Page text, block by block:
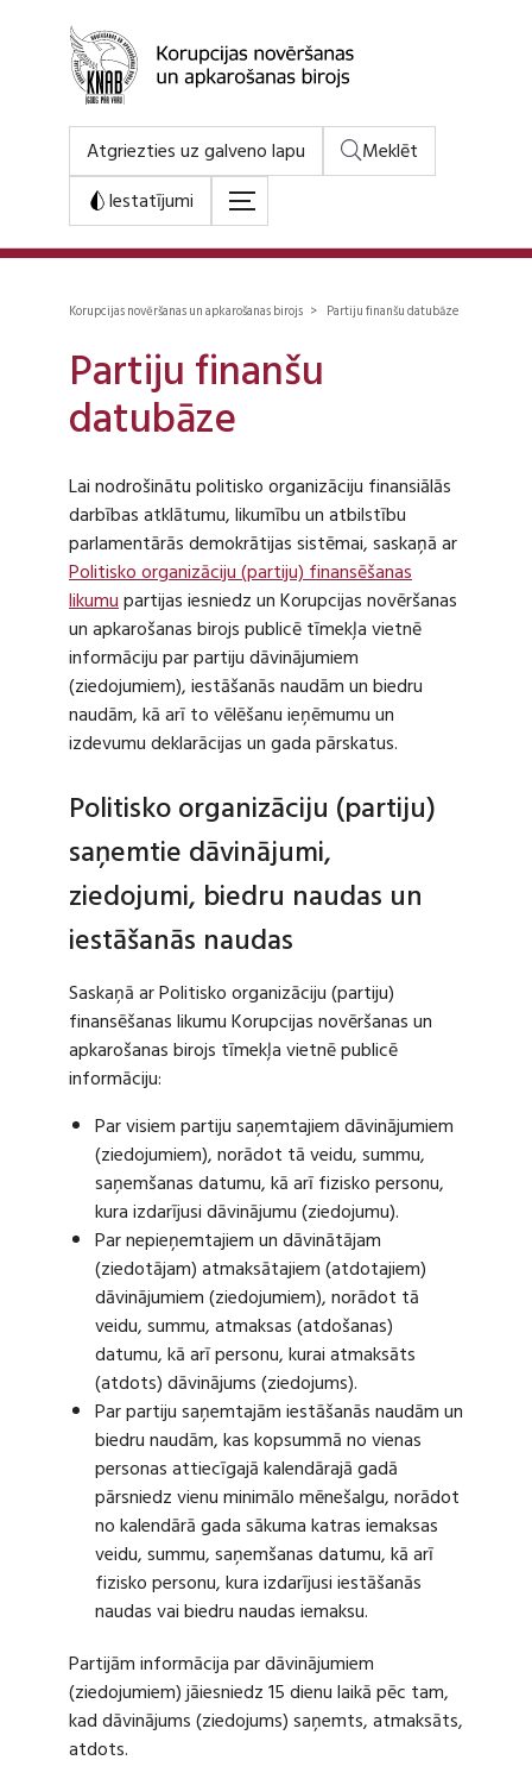
Atgriezties uz galveno lapu
Meklēt
Iestatījumi
Korupcijas novēršanas un apkarošanas birojs > Partiju finanšu datubāze
Partiju finanšu
datubāze
Lai nodrošinātu politisko organizāciju finansiālās
darbības atklātumu, likumību un atbilstību
parlamentārās demokrātijas sistēmai, saskaņā ar
Politisko organizāciju (partiju) finansēšanas
likumupartijas iesniedz un Korupcijas novēršanas
un apkarošanas birojs publicē tīmekļa vietnē
informāciju par partiju dāvinājumiem
(ziedojumiem), iestāšanās naudām un biedru
naudām, kā arī to vēlēšanu ieņēmumu un
izdevumu deklarācijas un gada pārskatus.
Politisko organizāciju (partiju)
saņemtie dāvinājumi,
ziedojumi, biedru naudas un
iestāšanās naudas
Saskaņā ar Politisko organizāciju (partiju)
finansēšanas likumu Korupcijas novēršanas un
apkarošanas birojs tīmekļa vietnē publicē
informāciju:
Par visiem partiju saņemtajiem dāvinājumiem
(ziedojumiem), norādot tā veidu, summu,
saņemšanas datumu, kā arī fizisko personu,
kura izdarījusi dāvinājumu (ziedojumu).
Par nepieņemtajiem un dāvinātājam
(ziedotājam) atmaksātajiem (atdotajiem)
dāvinājumiem (ziedojumiem), norādot tā
veidu, summu, atmaksas (atdošanas)
datumu, kā arī personu, kurai atmaksāts
(atdots) dāvinājums (ziedojums).
Par partiju saņemtajām iestāšanās naudām un
biedru naudām, kas kopsummā no vienas
personas attiecīgajā kalendārajā gadā
pārsniedz vienu minimālo mēnešalgu, norādot
no kalendārā gada sākuma katras iemaksas
veidu, summu, saņemšanas datumu, kā arī
fizisko personu, kura izdarījusi iestāšanās
naudas vai biedru naudas iemaksu.
Partijām informācija par dāvinājumiem
(ziedojumiem) jāiesniedz 15 dienu laikā pēc tam,
kad dāvinājums (ziedojums) saņemts, atmaksāts,
atdots.